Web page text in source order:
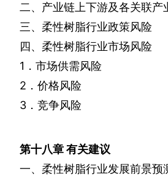
二、产业链上下游及各关联产
三、柔性树脂行业政策风险
四、柔性树脂行业市场风险
1 ．市场供需风险
2 ．价格风险
3 ．竞争风险
第十八章有关建议
一、柔性树脂行业发展前景预